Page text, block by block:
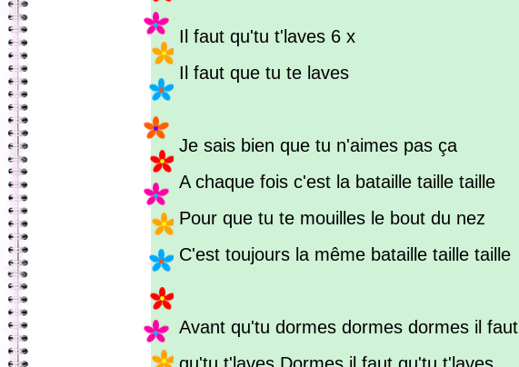
Il faut qu'tu t'laves 6 x
Il faut que tu te laves
Je sais bien que tu n'aimes pas ça
A chaque fois c'est la bataille taille taille
Pour que tu te mouilles le bout du nez
C'est toujours la même bataille taille taille
Avant qu'tu dormes dormes dormes il faut